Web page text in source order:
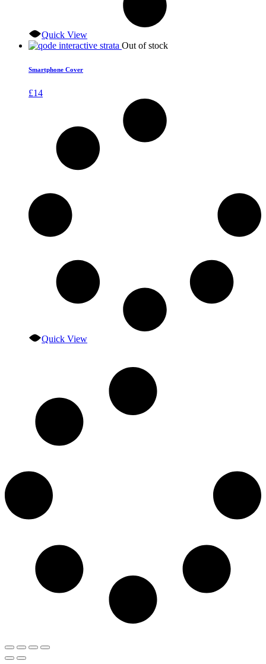
Quick View
Out of stock
Smartphone Cover
£14
Quick View